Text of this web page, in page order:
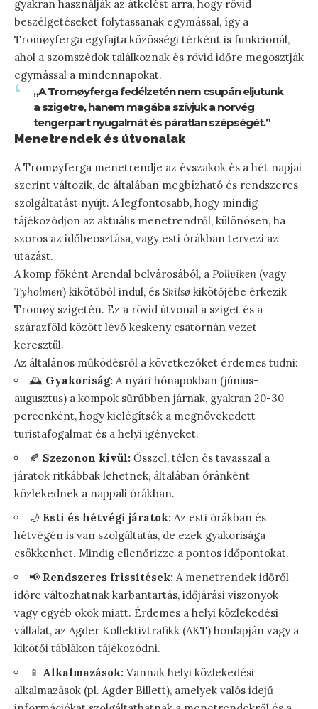
gyakran használják az átkelést arra, hogy rövid
beszélgetéseket folytassanak egymással, így a
Tromøyferga egyfajta közösségi térként is funkcionál,
ahol a szomszédok találkoznak és rövid időre megosztják
egymással a mindennapokat.
„A Tromøyferga fedélzetén nem csupán eljutunk
a szigetre, hanem magába szívjuk a norvég
tengerpart nyugalmát és páratlan szépségét.”
Menetrendek és útvonalak
A Tromøyferga menetrendje az évszakok és a hét napjai
szerint változik, de általában megbízható és rendszeres
szolgáltatást nyújt. A legfontosabb, hogy mindig
tájékozódjon az aktuális menetrendről, különösen, ha
szoros az időbeosztása, vagy esti órákban tervezi az
utazást.
A komp főként Arendal belvárosából, a Pollviken (vagy
Tyholmen) kikötőből indul, és Skilsø kikötőjébe érkezik
Tromøy szigetén. Ez a rövid útvonal a sziget és a
szárazföld között lévő keskeny csatornán vezet
keresztül.
Az általános működésről a következőket érdemes tudni:
🕰️ Gyakoriság: A nyári hónapokban (június-
augusztus) a kompok sűrűbben járnak, gyakran 20-30
percenként, hogy kielégítsék a megnövekedett
turistafogalmat és a helyi igényeket.
🍂 Szezonon kívül: Ősszel, télen és tavasszal a
járatok ritkábbak lehetnek, általában óránként
közlekednek a nappali órákban.
🌙 Esti és hétvégi járatok: Az esti órákban és
hétvégén is van szolgáltatás, de ezek gyakorisága
csökkenhet. Mindig ellenőrizze a pontos időpontokat.
📢 Rendszeres frissítések: A menetrendek időről
időre változhatnak karbantartás, időjárási viszonyok
vagy egyéb okok miatt. Érdemes a helyi közlekedési
vállalat, az Agder Kollektivtrafikk (AKT) honlapján vagy a
kikötői táblákon tájékozódni.
📱 Alkalmazások: Vannak helyi közlekedési
alkalmazások (pl. Agder Billett), amelyek valós idejű